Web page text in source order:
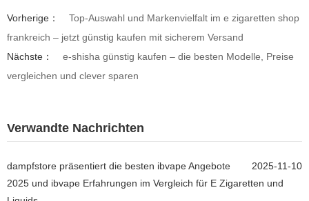
Vorherige：
Top-Auswahl und Markenvielfalt im e zigaretten shop
frankreich – jetzt günstig kaufen mit sicherem Versand
Nächste：
e-shisha günstig kaufen – die besten Modelle, Preise
vergleichen und clever sparen
Verwandte Nachrichten
2025-11-10
dampfstore präsentiert die besten ibvape Angebote
2025 und ibvape Erfahrungen im Vergleich für E Zigaretten und